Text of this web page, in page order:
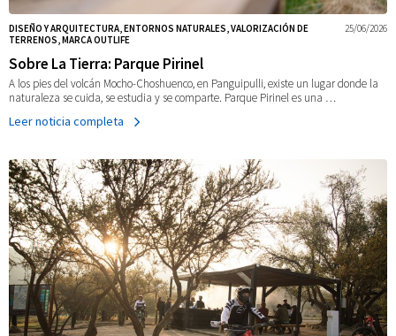
25/06/2026
DISEÑO Y ARQUITECTURA, ENTORNOS NATURALES, VALORIZACIÓN DE
TERRENOS, MARCA OUTLIFE
Sobre La Tierra: Parque Pirinel
A los pies del volcán Mocho-Choshuenco, en Panguipulli, existe un lugar donde la
naturaleza se cuida, se estudia y se comparte. Parque Pirinel es una …
Leer noticia completa